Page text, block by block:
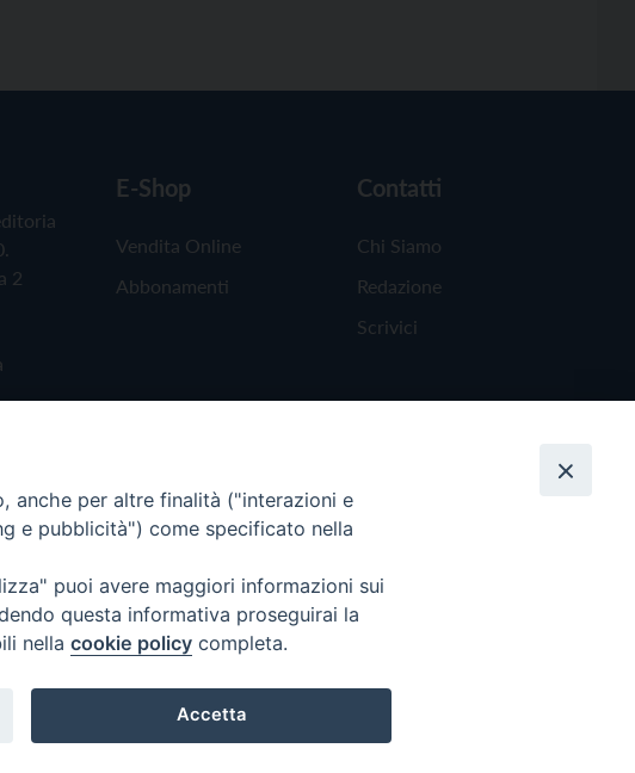
2
E-Shop
Vendita Online
Abbonamenti
Contatti
Chi Siamo
Redazione
Scrivici
anche per altre finalità ("interazioni e
e pubblicità") come specificato nella
puoi avere maggiori informazioni sui
questa informativa proseguirai la
nella cookie policy completa.
Accetta